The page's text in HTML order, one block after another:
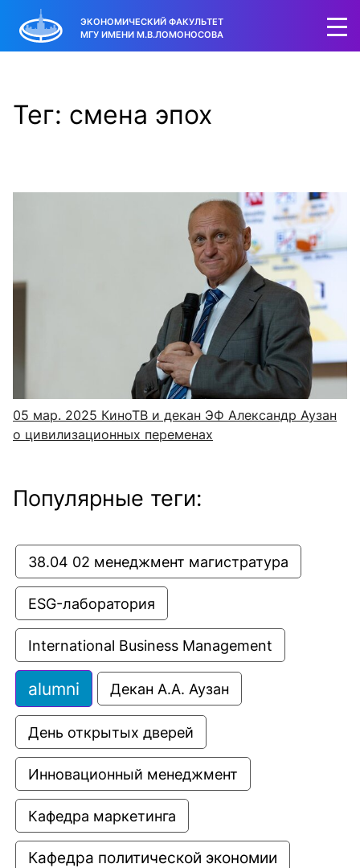
ЭКОНОМИЧЕСКИЙ ФАКУЛЬТЕТ
МГУ ИМЕНИ М.В.ЛОМОНОСОВА
Тег: смена эпох
05 мар. 2025 КиноТВ и декан ЭФ Александр Аузан
о цивилизационных переменах
Популярные теги:
38.04 02 менеджмент магистратура
ESG-лаборатория
International Business Management
alumni Декан А.А. Аузан
День открытых дверей
Инновационный менеджмент
Кафедра маркетинга
Кафедра политической экономии